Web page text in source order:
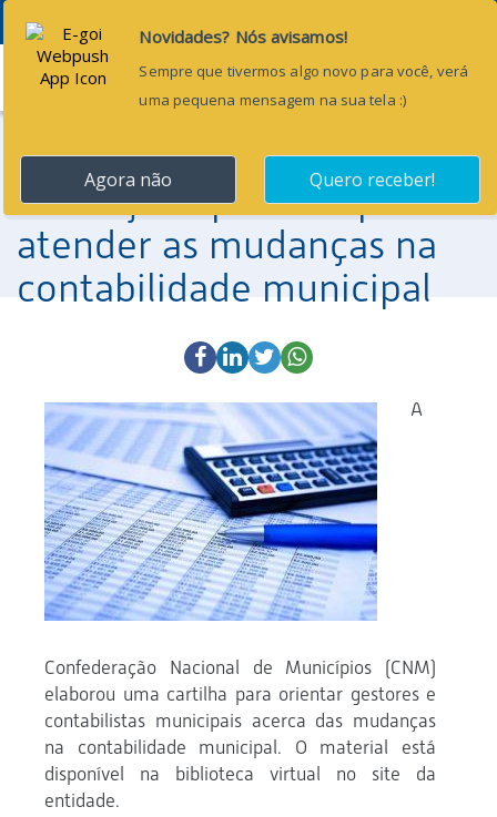
Menu
2 de agosto de 2017
CNM disponibiliza cartilha
com lições práticas para
atender as mudanças na
contabilidade municipal
A
Confederação Nacional de Municípios (CNM)
elaborou uma cartilha para orientar gestores e
contabilistas municipais acerca das mudanças
na contabilidade municipal. O material está
disponível na biblioteca virtual no site da
entidade.